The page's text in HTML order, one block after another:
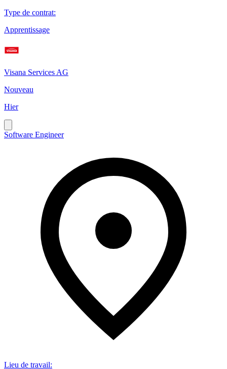
Type de contrat:
Apprentissage
Visana Services AG
Nouveau
Hier
Software Engineer
Lieu de travail: